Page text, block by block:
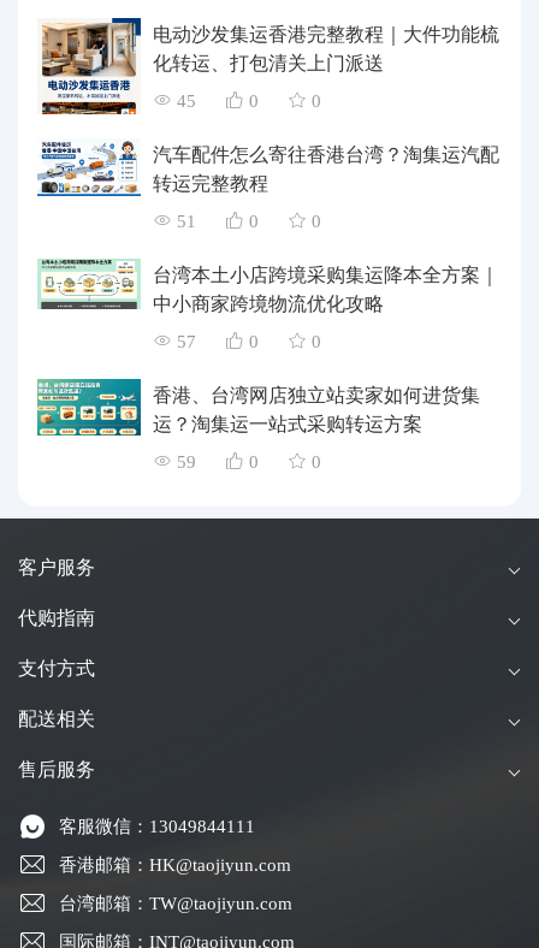
电动沙发集运香港完整教程｜大件功能梳
化转运、打包清关上门派送
45 0 0
汽车配件怎么寄往香港台湾？淘集运汽配
转运完整教程
51 0 0
台湾本土小店跨境采购集运降本全方案｜
中小商家跨境物流优化攻略
57 0 0
香港、台湾网店独立站卖家如何进货集
运？淘集运一站式采购转运方案
59 0 0
客户服务
代购指南
支付方式
配送相关
售后服务
客服微信：13049844111
香港邮箱：HK@taojiyun.com
台湾邮箱：TW@taojiyun.com
国际邮箱：INT@taojiyun.com